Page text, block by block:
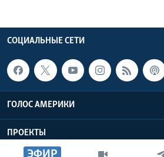
ЭФИР
СОЦИАЛЬНЫЕ СЕТИ
ГОЛОС АМЕРИКИ
ПРОЕКТЫ